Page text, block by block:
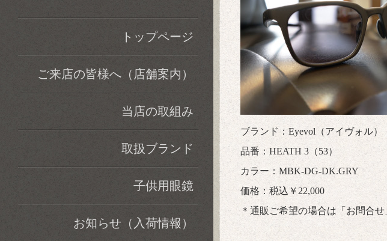
ブランド：Eyevol（アイヴォル）
品番：HEATH 3（53）
カラー：MBK-DG-DK.GRY
価格：税込￥22,000
＊通販ご希望の場合は「 お問合せ
トップページ
ご来店の皆様へ（店舗案内）
当店の取組み
取扱ブランド
子供用眼鏡
お知らせ（入荷情報）